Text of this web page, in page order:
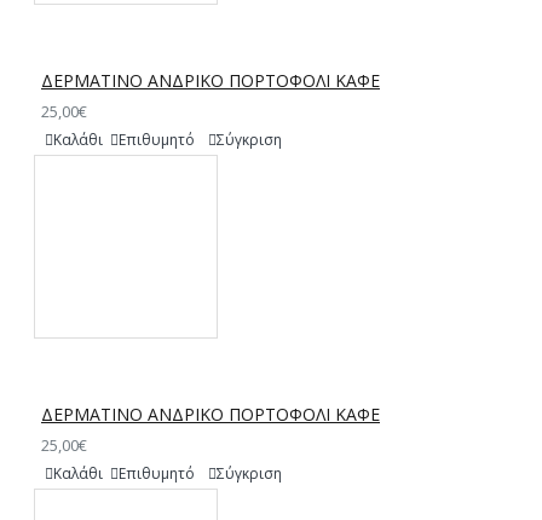
ΔΕΡΜΑΤΙΝΟ ΑΝΔΡΙΚΟ ΠΟΡΤΟΦΟΛΙ ΚΑΦΕ
25,00€
Καλάθι Επιθυμητό Σύγκριση
ΔΕΡΜΑΤΙΝΟ ΑΝΔΡΙΚΟ ΠΟΡΤΟΦΟΛΙ ΚΑΦΕ
25,00€
Καλάθι Επιθυμητό Σύγκριση